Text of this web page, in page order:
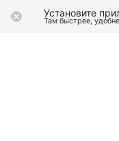
Установите
Там быстрее,